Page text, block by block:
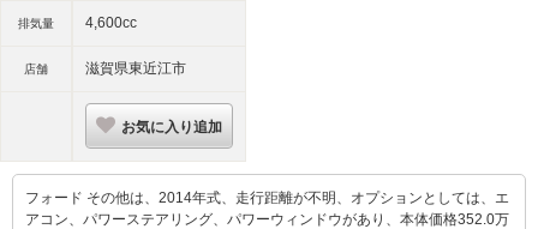
排気量
店舗
4,600cc
滋賀県東近江市
お気に入り追加
フォード その他は、2014年式、走行距離が不明、オプションとしては、エ
アコン、パワーステアリング、パワーウィンドウがあり、本体価格352.0万